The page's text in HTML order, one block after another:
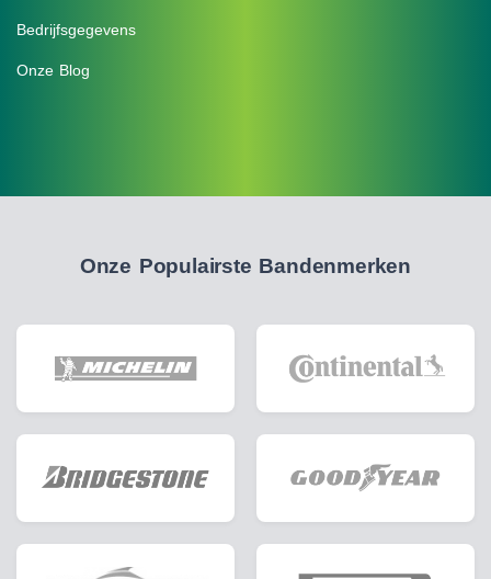
Bedrijfsgegevens
Onze Blog
Onze Populairste Bandenmerken